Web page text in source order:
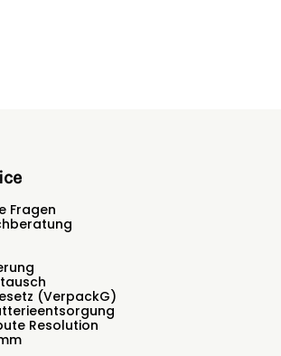
Fragen
(VerpackG)
Resolution